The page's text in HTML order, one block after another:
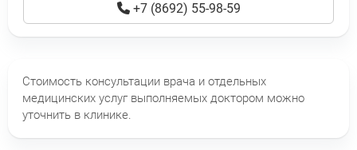
+7 (8692) 55-98-59
Стоимость консультации врача и отдельных
медицинских услуг выполняемых доктором можно
уточнить в клинике.